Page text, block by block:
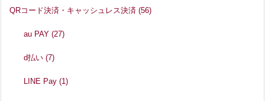
QRコード決済・キャッシュレス決済 (56)
au PAY(27)
d払い(7)
LINE Pay(1)